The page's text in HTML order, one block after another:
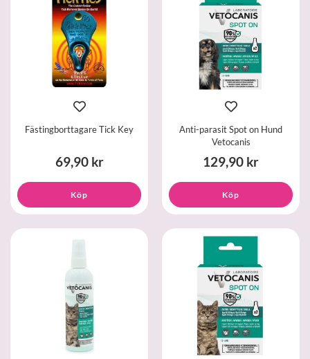
Fästingborttagare Tick Key
69,90 kr
Köp
Anti-parasit Spot on Hund
Vetocanis
129,90 kr
Köp